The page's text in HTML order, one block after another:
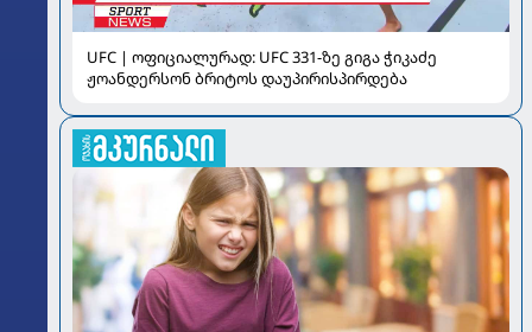
UFC | ოფიციალურად: UFC 331-ზე გიგა ჭიკაძე
ჟოანდერსონ ბრიტოს დაუპირისპირდება